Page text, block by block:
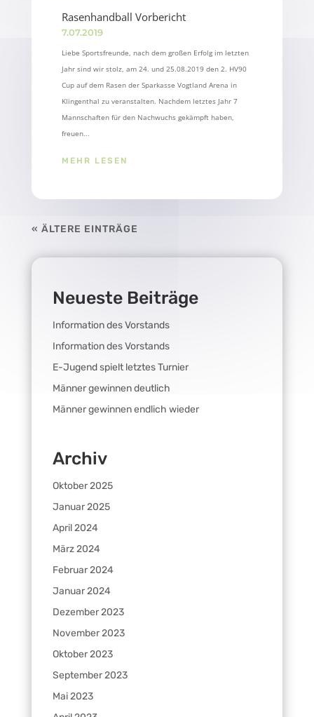
Rasenhandball Vorbericht
7.07.2019
Liebe Sportsfreunde, nach dem großen Erfolg im letzten
Jahr sind wir stolz, am 24. und 25.08.2019 den 2. HV90
Cup auf dem Rasen der Sparkasse Vogtland Arena in
Klingenthal zu veranstalten. Nachdem letztes Jahr 7
Mannschaften für den Nachwuchs gekämpft haben,
freuen...
MEHR LESEN
« ÄLTERE EINTRÄGE
Neueste Beiträge
Information des Vorstands
Information des Vorstands
E-Jugend spielt letztes Turnier
Männer gewinnen deutlich
Männer gewinnen endlich wieder
Archiv
Oktober 2025
Januar 2025
April 2024
März 2024
Februar 2024
Januar 2024
Dezember 2023
November 2023
Oktober 2023
September 2023
Mai 2023